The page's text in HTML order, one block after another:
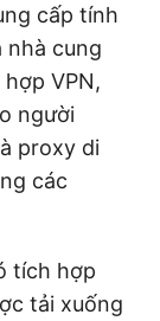
cấp tính
nhà cung
VPN,
người
proxy di
các
tích hợp
tải xuống